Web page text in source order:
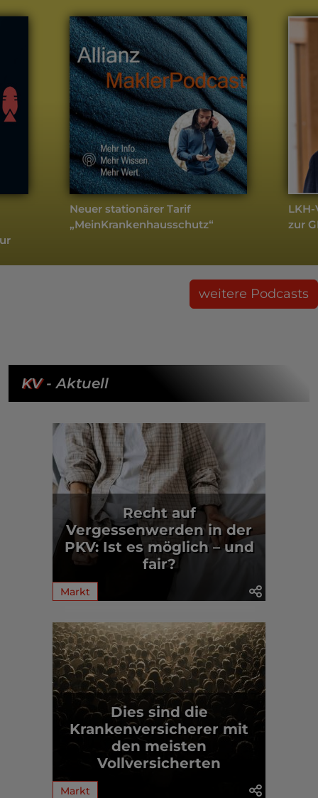
Neuer stationärer Tarif
„MeinKrankenhausschutz“
zur
weitere Podcasts
KV- Aktuell
Recht auf
Vergessenwerden in der
PKV: Ist es möglich – und
fair?
Markt
Dies sind die
Krankenversicherer mit
den meisten
Vollversicherten
Markt